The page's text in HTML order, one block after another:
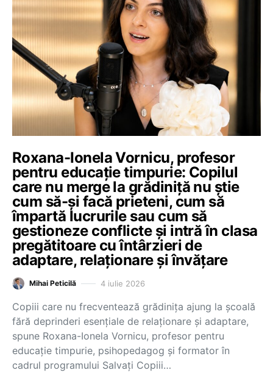
Roxana-Ionela Vornicu, profesor
pentru educație timpurie: Copilul
care nu merge la grădiniță nu știe
cum să-și facă prieteni, cum să
împartă lucrurile sau cum să
gestioneze conflicte și intră în clasa
pregătitoare cu întârzieri de
adaptare, relaționare și învățare
Mihai Peticilă 4 iulie 2026
Copiii care nu frecventează grădinița ajung la școală
fără deprinderi esențiale de relaționare și adaptare,
spune Roxana-Ionela Vornicu, profesor pentru
educație timpurie, psihopedagog și formator în
cadrul programului Salvați Copiii…